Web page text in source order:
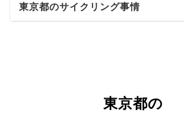
東京都のサイクリング事情
東京都の